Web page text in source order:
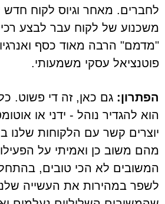
לחברים. מאחר וגיוס לקוח
משכנוע של לקוח עבר לבצע
"מדמם" הרבה מאוד כסף
פוטנציאל עסקי משמעותי.
הפתרון: גם כאן, זה די פשוט.
הוא להגדיר נוהל - ידני או
יוצרים קשר עם הלקוחות שלנו
מהם משוב כן ואמיתי על
המשובים לא הכי טובים,
לשפר במהירות את העשייה